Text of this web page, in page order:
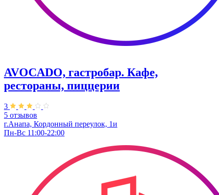
AVOCADO, гастробар. Кафе,
рестораны, пиццерии
3
5 отзывов
г.Анапа, Кордонный переулок, 1и
Пн-Вс 11:00-22:00